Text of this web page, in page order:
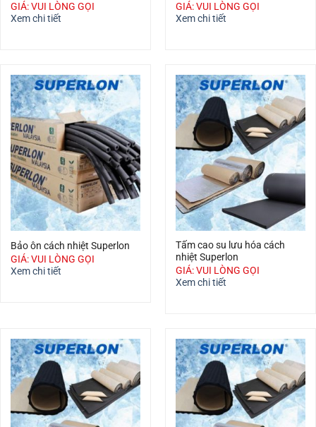
GIÁ: VUI LÒNG GỌI
Xem chi tiết
GIÁ: VUI LÒNG GỌI
Xem chi tiết
Bảo ôn cách nhiệt Superlon
GIÁ: VUI LÒNG GỌI
Xem chi tiết
Tấm cao su lưu hóa cách
nhiệt Superlon
GIÁ: VUI LÒNG GỌI
Xem chi tiết